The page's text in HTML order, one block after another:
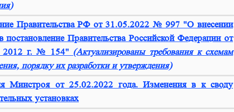
)
Правительства РФ от 31.05.2022 № 997 "О внесении
постановление Правительства Российской Федерации от
2012 г. № 154" (Актуализированы требования к схемам
порядку их разработки и утверждения)
Минстроя от 25.02.2022 года. Изменения в к своду
установках